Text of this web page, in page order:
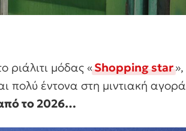
ριάλιτι μόδας «Shopping star»,
πολύ έντονα στη μιντιακή αγορά
το 2026…